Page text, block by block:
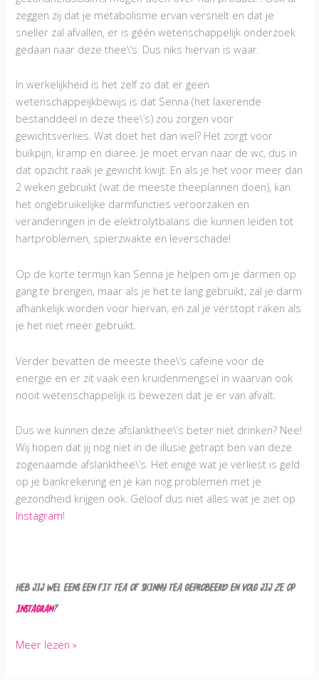
zeggen zij dat je metabolisme ervan versnelt en dat je
sneller zal afvallen, er is géén wetenschappelijk onderzoek
gedaan naar deze thee\’s. Dus niks hiervan is waar.
In werkelijkheid is het zelf zo dat er geen
wetenschappeijkbewijs is dat Senna (het laxerende
bestanddeel in deze thee\’s) zou zorgen voor
gewichtsverlies. Wat doet het dan wel? Het zorgt voor
buikpijn, kramp en diaree. Je moet ervan naar de wc, dus in
dat opzicht raak je gewicht kwijt. En als je het voor meer dan
2 weken gebruikt (wat de meeste theeplannen doen), kan
het ongebruikelijke darmfuncties veroorzaken en
veranderingen in de elektrolytbalans die kunnen leiden tot
hartproblemen, spierzwakte en leverschade!
Op de korte termijn kan Senna je helpen om je darmen op
gang te brengen, maar als je het te lang gebruikt, zal je darm
afhankelijk worden voor hiervan, en zal je verstopt raken als
je het niet meer gebruikt.
Verder bevatten de meeste thee\’s cafeïne voor de
energie en er zit vaak een kruidenmengsel in waarvan ook
nooit wetenschappelijk is bewezen dat je er van afvalt.
Dus we kunnen deze afslankthee\’s beter niet drinken? Nee!
Wij hopen dat jij nog niet in de illusie getrapt ben van deze
zogenaamde afslankthee\’s. Het enige wat je verliest is geld
op je bankrekening en je kan nog problemen met je
gezondheid krijgen ook. Geloof dus niet alles wat je ziet op
Instagram!
Heb jij wel eens een Fit tea of Skinny tea geprobeerd en volg jij ze op
Instagram?
Fit
Meer lezen »